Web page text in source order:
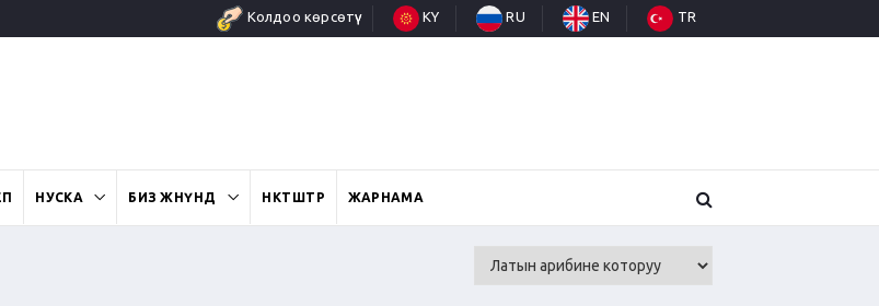
Колдоо көрсөтүү KY RU EN TR
НУСКА БИЗ ЖӨНҮНДӨ ӨНӨКТӨШТӨР ЖАРНАМА